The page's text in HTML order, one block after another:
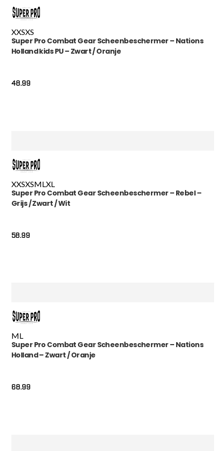
XXSXS
Super Pro Combat Gear Scheenbeschermer – Nations
Holland kids PU – Zwart / Oranje
48.99
XXSXSML XL
Super Pro Combat Gear Scheenbeschermer – Rebel –
Grijs / Zwart / Wit
58.99
ML
Super Pro Combat Gear Scheenbeschermer – Nations
Holland – Zwart / Oranje
68.99